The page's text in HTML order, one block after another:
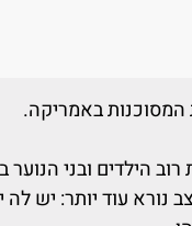
המסוכנות באמריקה.
הילדים ובני הנוער
עוד יותר: יש לה